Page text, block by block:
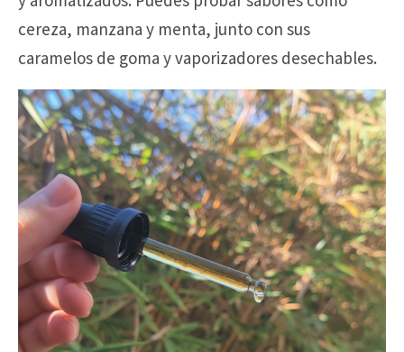
cereza, manzana y menta, junto con sus
caramelos de goma y vaporizadores desechables.